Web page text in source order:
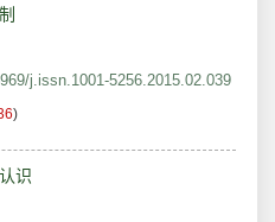
j.issn.1001-5256.2015.02.039
)
识